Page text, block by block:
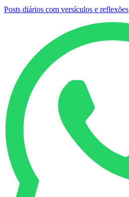
Posts diários com versículos e reflexões